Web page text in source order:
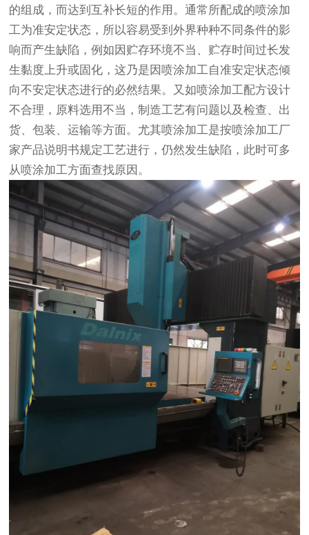
的组成，而达到互补长短的作用。通常所配成的喷涂加
工为准安定状态，所以容易受到外界种种不同条件的影
响而产生缺陷，例如因贮存环境不当、贮存时间过长发
生黏度上升或固化，这乃是因喷涂加工自准安定状态倾
向不安定状态进行的必然结果。又如喷涂加工配方设计
不合理，原料选用不当，制造工艺有问题以及检查、出
货、包装、运输等方面。尤其喷涂加工是按喷涂加工厂
家产品说明书规定工艺进行，仍然发生缺陷，此时可多
从喷涂加工方面查找原因。